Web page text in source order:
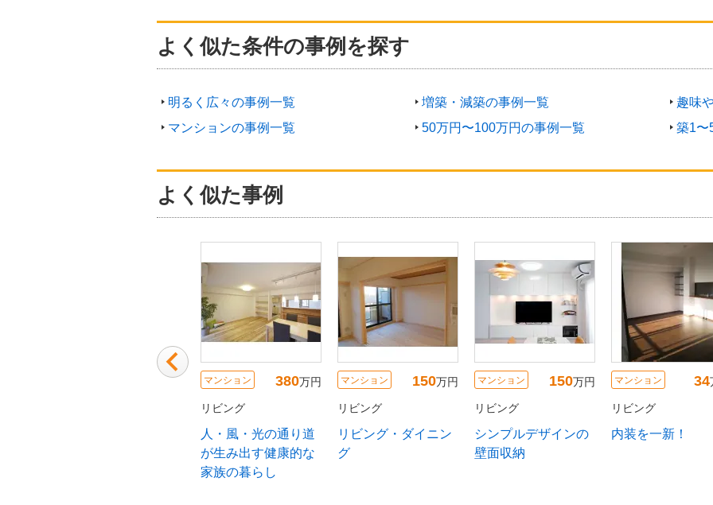
よく似た条件の事例を探す
明るく広々の事例一覧 増築・減築の事例一覧
趣味
マンションの事例一覧
50万円〜100万円の事例一覧 築1〜
よく似た事例
万円 マンション 380万円
リビング
人・風・光の通り道
が生み出す健康的な
家族の暮らし
マンション 150万円
リビング
リビング・ダイニン
グ
マンション 150万円
リビング
シンプルデザインの
壁面収納
マンション 34
リビング
内装を一新！